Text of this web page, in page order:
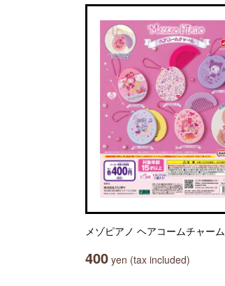
メゾピアノ ヘアコームチャーム
400 yen (tax included)